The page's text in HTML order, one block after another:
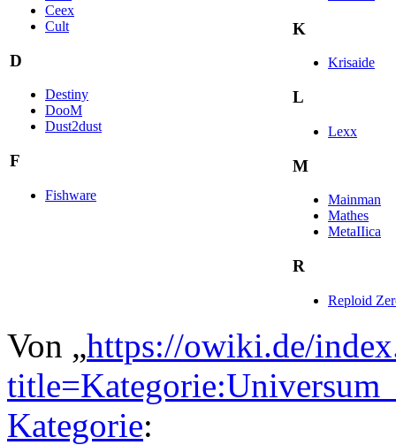
Ceex
Cult
D
Destiny
DooM
Dust2dust
F
Fishware
K
Krisaide
L
Lexx
M
Mainman
Mathes
MetaIIica
R
Reploid
Von „https://owiki.de/
Kategorie: